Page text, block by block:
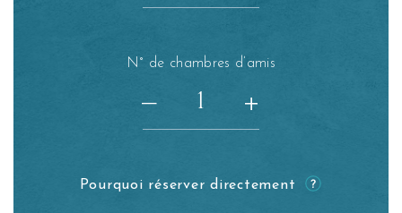
N° de chambres d’amis
— +
Pourquoi réserver directement